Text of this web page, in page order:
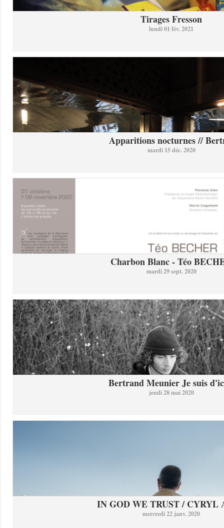
Tirages Fresson
lundi 01 fév. 2021
Apparitions nocturnes //
mardi 15 déc. 2020
Charbon Blanc - Téo
mardi 29 sept. 2020
Bertrand Meunier Je suis
jeudi 28 mai 2020
IN GOD WE TRUST / CYRYL
mercredi 22 janv. 2020